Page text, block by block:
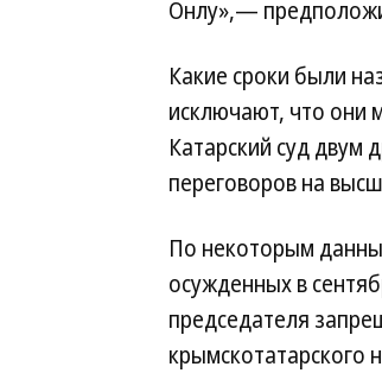
Онлу»,—
Какие сроки были
исключают, что они
Катарский суд двум
переговоров на
По некоторым
осужденных в
председателя